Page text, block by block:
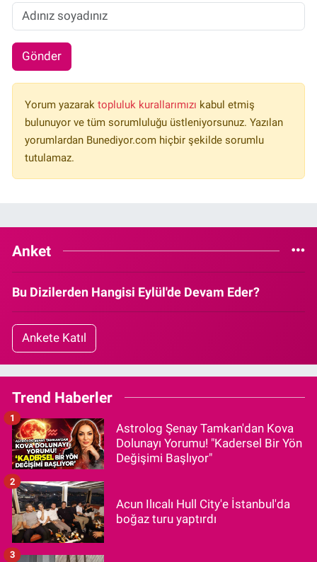
Gönder
Yorum yazarak topluluk kurallarımızı kabul etmiş
bulunuyor ve tüm sorumluluğu üstleniyorsunuz. Yazılan
yorumlardan Bunediyor.com hiçbir şekilde sorumlu
tutulamaz.
Anket
Bu Dizilerden Hangisi Eylül'de Devam Eder?
Ankete Katıl
Trend Haberler
Astrolog Şenay Tamkan'dan Kova
Dolunayı Yorumu! "Kadersel Bir Yön
Değişimi Başlıyor"
1
Acun Ilıcalı Hull City'e İstanbul'da
boğaz turu yaptırdı
2
3